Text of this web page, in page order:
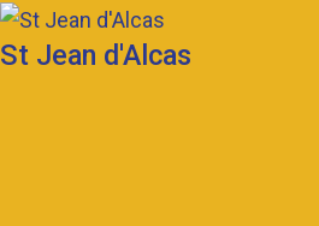
St Jean d'Alcas